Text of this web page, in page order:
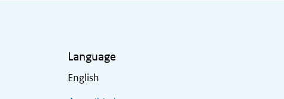
Language
English